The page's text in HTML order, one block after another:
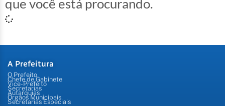
que você está procurando.
A Prefeitura
O Prefeito
Chefe de Gabinete
Vice-Prefeito
Secretarias
Autarquias
Órgãos Municipais
Secretarias Especiais